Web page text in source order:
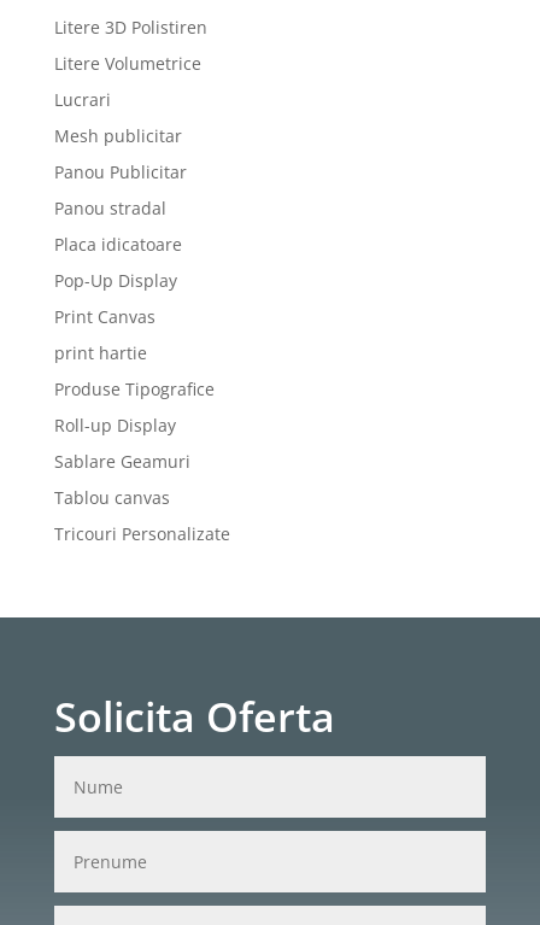
Litere 3D Polistiren
Litere Volumetrice
Lucrari
Mesh publicitar
Panou Publicitar
Panou stradal
Placa idicatoare
Pop-Up Display
Print Canvas
print hartie
Produse Tipografice
Roll-up Display
Sablare Geamuri
Tablou canvas
Tricouri Personalizate
Solicita Oferta